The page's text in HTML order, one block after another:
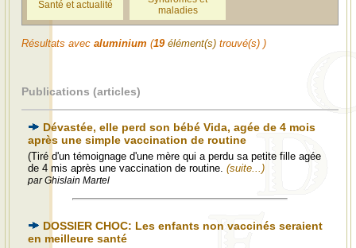
Santé et actualité
maladies
Résultats avec aluminium (19 élément(s) trouvé(s) )
Publications (articles)
Dévastée, elle perd son bébé Vida, agée de 4 mois
après une simple vaccination de routine
(Tiré d'un témoignage d'une mère qui a perdu sa petite fille agée
de 4 mis après une vaccination de routine. (suite...)
par Ghislain Martel
DOSSIER CHOC: Les enfants non vaccinés seraient
en meilleure santé